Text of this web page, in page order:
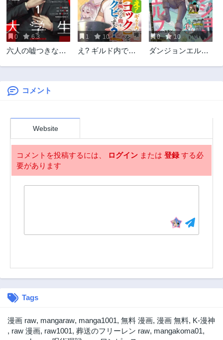
0 6.3
六人の嘘つきな大
1 10
え? ギルド内で唯
すか?@COMIC
0 10
ダンジョンエルフ
前ですか?
コメント
Website
コメントを投稿するには、 ログイン または 登録する必
要があります
Tags
漫画 raw, mangaraw, manga1001, 無料 漫画, 漫画 無料, K-漫神
, raw 漫画, raw1001, 葬送のフリーレン raw, mangakoma01,